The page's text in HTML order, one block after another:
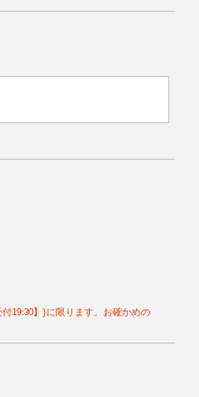
19:30】)に限ります。お確かめの